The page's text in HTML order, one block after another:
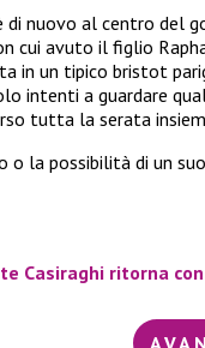
di nuovo al centro del
cui avuto il figlio
in un tipico bristot
intenti a guardare
tutta la serata
o la possibilità di un
Casiraghi ritorna